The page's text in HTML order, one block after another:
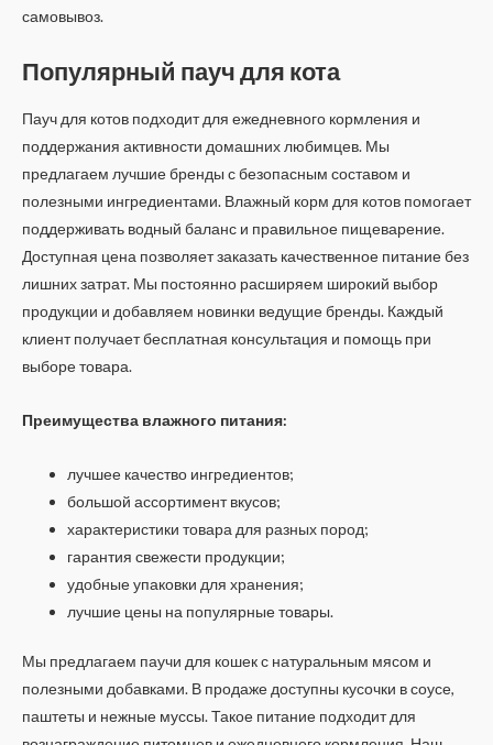
самовывоз.
Популярный пауч для кота
Пауч для котов подходит для ежедневного кормления и
поддержания активности домашних любимцев. Мы
предлагаем лучшие бренды с безопасным составом и
полезными ингредиентами. Влажный корм для котов помогает
поддерживать водный баланс и правильное пищеварение.
Доступная цена позволяет заказать качественное питание без
лишних затрат. Мы постоянно расширяем широкий выбор
продукции и добавляем новинки ведущие бренды. Каждый
клиент получает бесплатная консультация и помощь при
выборе товара.
Преимущества влажного питания:
лучшее качество ингредиентов;
большой ассортимент вкусов;
характеристики товара для разных пород;
гарантия свежести продукции;
удобные упаковки для хранения;
лучшие цены на популярные товары.
Мы предлагаем паучи для кошек с натуральным мясом и
полезными добавками. В продаже доступны кусочки в соусе,
паштеты и нежные муссы. Такое питание подходит для